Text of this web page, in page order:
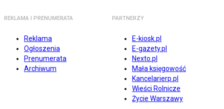
REKLAMA I PRENUMERATA
Reklama
Ogłoszenia
Prenumerata
Archiwum
PARTNERZY
E-kiosk.pl
E-gazety.pl
Nexto.pl
Mała księgowość
Kancelarierp.pl
Wieści Rolnicze
Życie Warszawy